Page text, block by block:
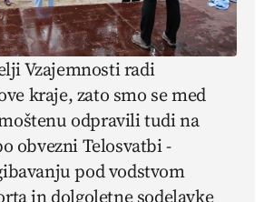
Vzajemnosti radi
kraje, zato smo se med
odpravili tudi na
obvezni Telosvatbi -
pod vodstvom
in dolgoletne sodelavke